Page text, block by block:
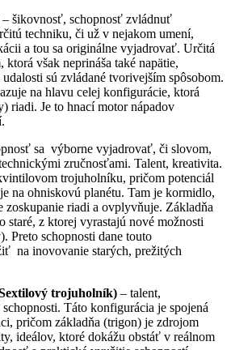
– šikovnosť, schopnosť zvládnuť
techniku, či už v nejakom umení,
a tou sa originálne vyjadrovať. Určitá
však neprináša také napätie,
sú zvládané tvorivejším spôsobom.
na hlavu celej konfigurácie, ktorá
riadi. Je to hnací motor nápadov
sa výborne vyjadrovať, či slovom,
zručnosťami. Talent, kreativita.
trojuholníku, pričom potenciál
na ohniskovú planétu. Tam je kormidlo,
zoskupanie riadi a ovplyvňuje. Základňa
staré, z ktorej vyrastajú nové možnosti
Preto schopnosti dane touto
na inovovanie starých, prežitých
trojuholník) – talent,
Táto konfigurácia je spojená
pričom základňa (trigon) je zdrojom
ideálov, ktoré dokážu obstáť v reálnom